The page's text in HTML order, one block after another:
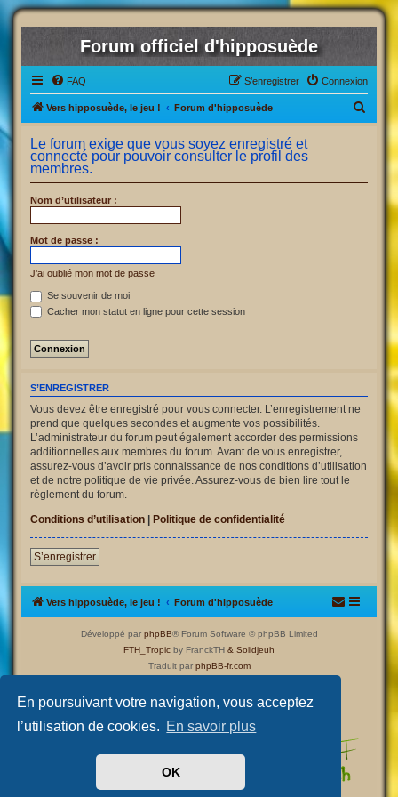
En poursuivant votre navigation, vous acceptez
l’utilisation de cookies. En savoir plus
OK
Forum officiel d'hipposuède
FAQ Connexion
S’enregistrer
Vers hipposuède, le jeu ! Forum d'hipposuède
Le forum exige que vous soyez enregistré et
connecté pour pouvoir consulter le profil des
membres.
Nom d’utilisateur :
Mot de passe :
J’ai oublié mon mot de passe
Se souvenir de moi
Cacher mon statut en ligne pour cette session
S’ENREGISTRER
Vous devez être enregistré pour vous connecter. L’enregistrement ne
prend que quelques secondes et augmente vos possibilités.
L’administrateur du forum peut également accorder des permissions
additionnelles aux membres du forum. Avant de vous enregistrer,
assurez-vous d’avoir pris connaissance de nos conditions d’utilisation
et de notre politique de vie privée. Assurez-vous de bien lire tout le
règlement du forum.
Conditions d’utilisation | Politique de confidentialité
S’enregistrer
Vers hipposuède, le jeu ! Forum d'hipposuède
Développé par phpBB® Forum Software © phpBB Limited
FTH_Tropic by FranckTH & Solidjeuh
Traduit par phpBB-fr.com